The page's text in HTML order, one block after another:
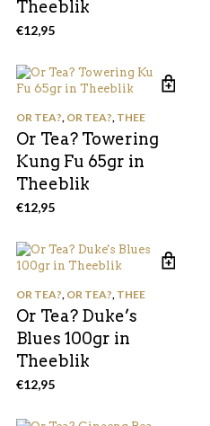
Theeblik
€12,95
OR TEA?, OR TEA?, THEE
Or Tea? Towering
Kung Fu 65gr in
Theeblik
€12,95
OR TEA?, OR TEA?, THEE
Or Tea? Duke’s
Blues 100gr in
Theeblik
€12,95